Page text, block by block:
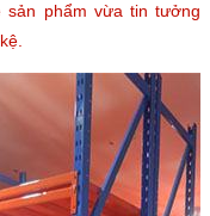
phẩm vừa tin tưởng